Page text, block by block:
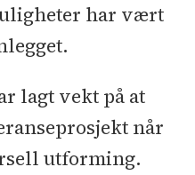
har vært
lagt vekt på at
når
utforming.